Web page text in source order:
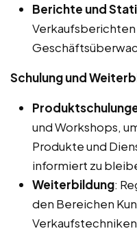
Berichte und
Schulung und
und Workshops,
Produkte und
informiert zu
Weiterbildung:
den Bereichen